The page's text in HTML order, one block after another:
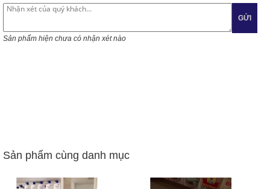
GỬI
Sản phẩm hiện chưa có nhận xét nào
Sản phẩm cùng danh mục